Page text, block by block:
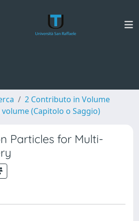
2 Contributo in Volume
(Capitolo o Saggio)
Particles for Multi-